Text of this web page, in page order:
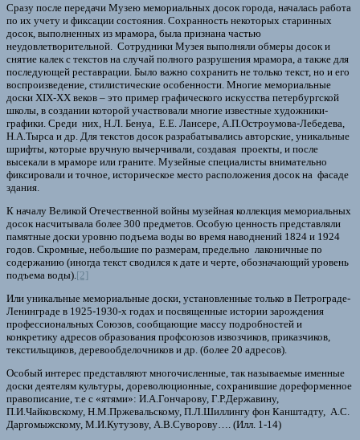
Сразу после передачи Музею мемориальных досок города, началась работа
по их учету и фиксации состояния. Сохранность некоторых старинных
досок, выполненных из мрамора, была признана частью
неудовлетворительной. Сотрудники Музея выполняли обмеры досок и
снятие калек с текстов на случай полного разрушения мрамора, а также для
последующей реставрации. Было важно сохранить не только текст, но и его
воспроизведение, стилистические особенности. Многие мемориальные
доски XIX-XX веков – это пример графического искусства петербургской
школы, в создании которой участвовали многие известные художники-
графики. Среди них, Н.Л. Бенуа, Е.Е. Лансере, А.П.Остроумова-Лебедева,
Н.А.Тырса и др. Для текстов досок разрабатывались авторские, уникальные
шрифты, которые вручную вычерчивали, создавая проекты, и после
высекали в мраморе или граните. Музейные специалисты внимательно
фиксировали и точное, историческое место расположения досок на фасаде
здания.
К началу Великой Отечественной войны музейная коллекция мемориальных
досок насчитывала более 300 предметов. Особую ценность представляли
памятные доски уровню подъема воды во время наводнений 1824 и 1924
годов. Скромные, небольшие по размерам, предельно лаконичные по
содержанию (иногда текст сводился к дате и черте, обозначающий уровень
подъема воды). [2]
Или уникальные мемориальные доски, установленные только в Петрограде-
Ленинграде в 1925-1930-х годах и посвященные истории зарождения
профессиональных Союзов, сообщающие массу подробностей и
конкретику адресов образования профсоюзов извозчиков, приказчиков,
текстильщиков, деревообделочников и др. (более 20 адресов).
Особый интерес представляют многочисленные, так называемые именные
доски деятелям культуры, дореволюционные, сохранившие дореформенное
правописание, т.е с «ятями»: И.А.Гончарову, Г.Р.Державину,
П.И.Чайковскому, Н.М.Пржевальскому, П.Л.Шиллингу фон Канштадту, А.С.
Даргомыжскому, М.И.Кутузову, А.В.Суворову…. (Илл. 1-14)